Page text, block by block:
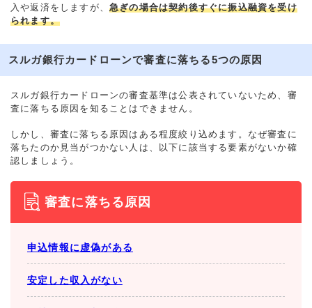
入や返済をしますが、 急ぎの場合は契約後すぐに振込融資を受け
られます。
スルガ銀行カードローンで審査に落ちる5つの原因
スルガ銀行カードローンの審査基準は公表されていないため、審
査に落ちる原因を知ることはできません。
しかし、審査に落ちる原因はある程度絞り込めます。なぜ審査に
落ちたのか見当がつかない人は、以下に該当する要素がないか確
認しましょう。
審査に落ちる原因
申込情報に虚偽がある
安定した収入がない